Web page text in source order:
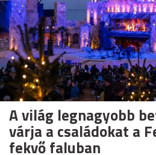
A világ legnagyobb
várja a családokat a
fekvő faluban